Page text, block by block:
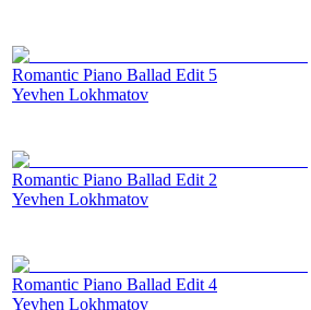
Romantic Piano Ballad Edit 5
Yevhen Lokhmatov
Romantic Piano Ballad Edit 2
Yevhen Lokhmatov
Romantic Piano Ballad Edit 4
Yevhen Lokhmatov